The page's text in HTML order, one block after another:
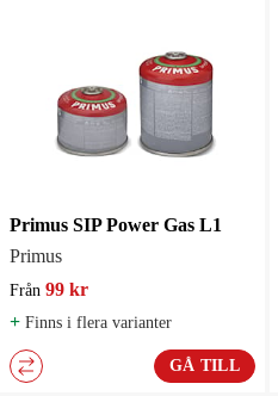
Primus SIP Power Gas L1
Primus
Från 99 kr
+ Finns i flera varianter
GÅ TILL